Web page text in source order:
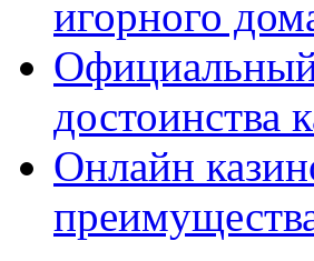
игорного
Официальный
достоинства
Онлайн